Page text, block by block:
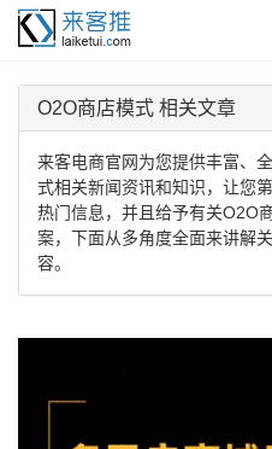
O2O商店模式 相关文章
来客电商官网为您提供丰富、
式相关新闻资讯和知识，让您
热门信息，并且给予有关O2O
案，下面从多角度全面来讲解
容。